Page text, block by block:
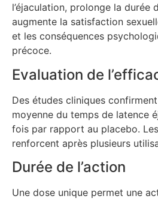
l’éjaculation, prolonge la durée
augmente la satisfaction
et les conséquences
précoce.
Evaluation de
Des études cliniques
moyenne du temps de latence
fois par rapport au placebo.
renforcent après plusieurs
Durée de l’action
Une dose unique permet une